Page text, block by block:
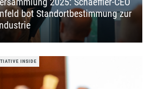
bot Standortbestimmung zur
INSIDE